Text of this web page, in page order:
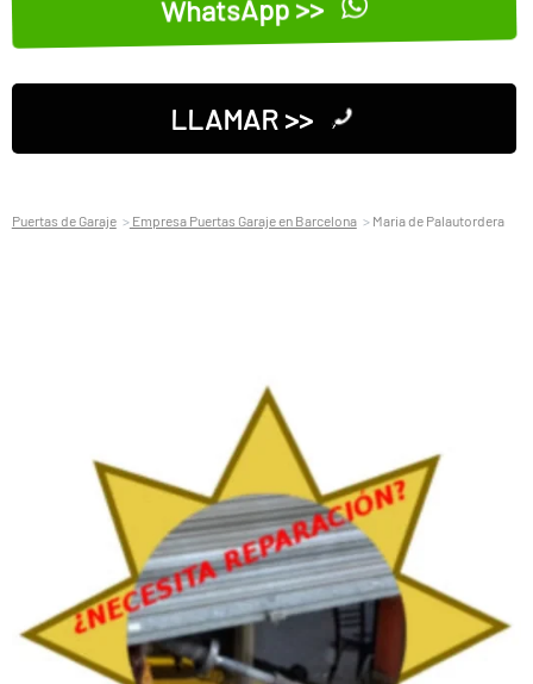
WhatsApp >>
LLAMAR >>
Puertas de Garaje Empresa Puertas Garaje en Barcelona Maria de Palautordera